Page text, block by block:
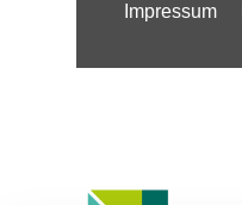
Impressum